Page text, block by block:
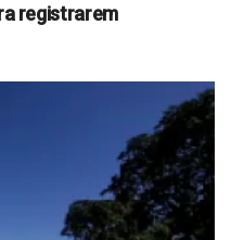
registrarem